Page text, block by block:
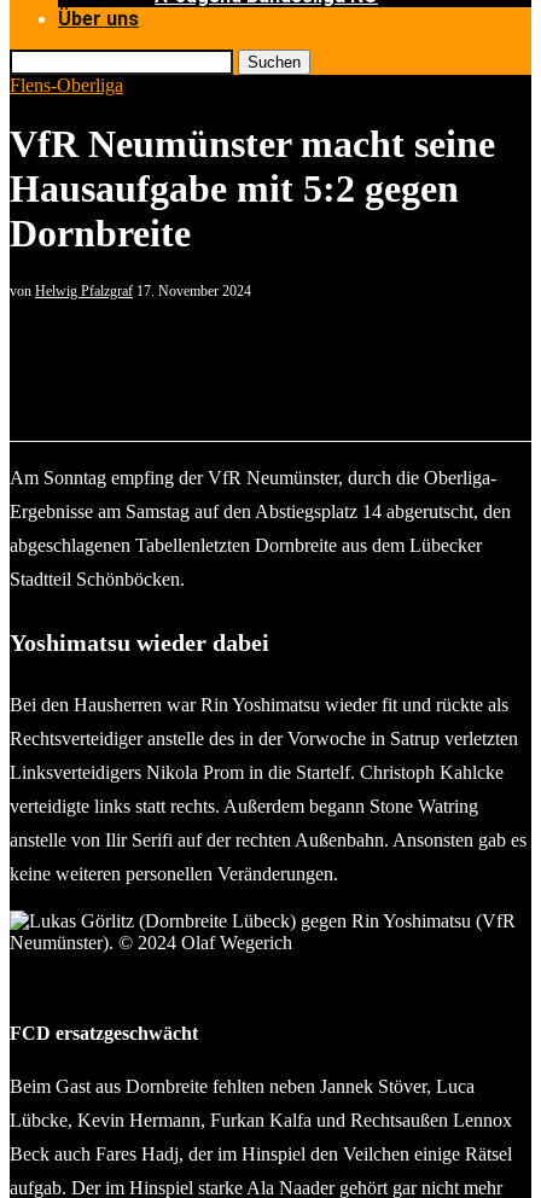
Über uns
Suchen
Flens-Oberliga
VfR Neumünster macht seine
Hausaufgabe mit 5:2 gegen
Dornbreite
von Helwig Pfalzgraf 17. November 2024
Am Sonntag empfing der VfR Neumünster, durch die Oberliga-
Ergebnisse am Samstag auf den Abstiegsplatz 14 abgerutscht, den
abgeschlagenen Tabellenletzten Dornbreite aus dem Lübecker
Stadtteil Schönböcken.
Yoshimatsu wieder dabei
Bei den Hausherren war Rin Yoshimatsu wieder fit und rückte als
Rechtsverteidiger anstelle des in der Vorwoche in Satrup verletzten
Linksverteidigers Nikola Prom in die Startelf. Christoph Kahlcke
verteidigte links statt rechts. Außerdem begann Stone Watring
anstelle von Ilir Serifi auf der rechten Außenbahn. Ansonsten gab es
keine weiteren personellen Veränderungen.
FCD ersatzgeschwächt
Beim Gast aus Dornbreite fehlten neben Jannek Stöver, Luca
Lübcke, Kevin Hermann, Furkan Kalfa und Rechtsaußen Lennox
Beck auch Fares Hadj, der im Hinspiel den Veilchen einige Rätsel
aufgab. Der im Hinspiel starke Ala Naader gehört gar nicht mehr